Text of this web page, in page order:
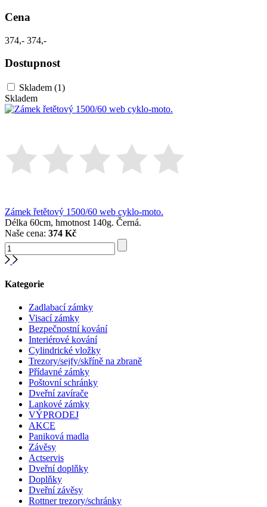
Cena
374,- 374,-
Dostupnost
Skladem (1)
Skladem
Zámek řetětový 1500/60 web cyklo-moto.
Délka 60cm, hmotnost 140g. Černá.
Naše cena: 374 Kč
Kategorie
Zadlabací zámky
Visací zámky
Bezpečnostní kování
Interiérové kování
Cylindrické vložky
Trezory/sejfy/skříně na zbraně
Přídavné zámky
Poštovní schránky
Dveřní zavírače
Lankové zámky
VÝPRODEJ
AKCE
Paniková madla
Závěsy
Actservis
Dveřní doplňky
Doplňky
Dveřní závěsy
Rottner trezory/schránky